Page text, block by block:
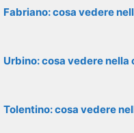
Fabriano: cosa vedere
Urbino: cosa vedere
Tolentino: cosa vedere